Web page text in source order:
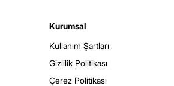
Kurumsal
Kullanım Şartları
Gizlilik Politikası
Çerez Politikası